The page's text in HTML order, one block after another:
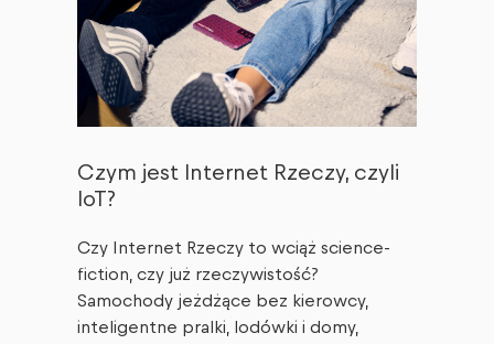
Czym jest Internet Rzeczy, czyli
IoT?
Czy Internet Rzeczy to wciąż science-
fiction, czy już rzeczywistość?
Samochody jeżdżące bez kierowcy,
inteligentne pralki, lodówki i domy,